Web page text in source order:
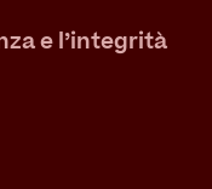
e l’integrità